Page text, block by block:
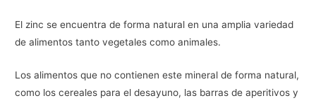
El zinc se encuentra de forma natural en una amplia variedad
de alimentos tanto vegetales como animales.
Los alimentos que no contienen este mineral de forma natural,
como los cereales para el desayuno, las barras de aperitivos y